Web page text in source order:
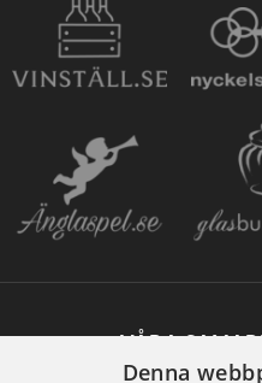
VÅRA
Denna